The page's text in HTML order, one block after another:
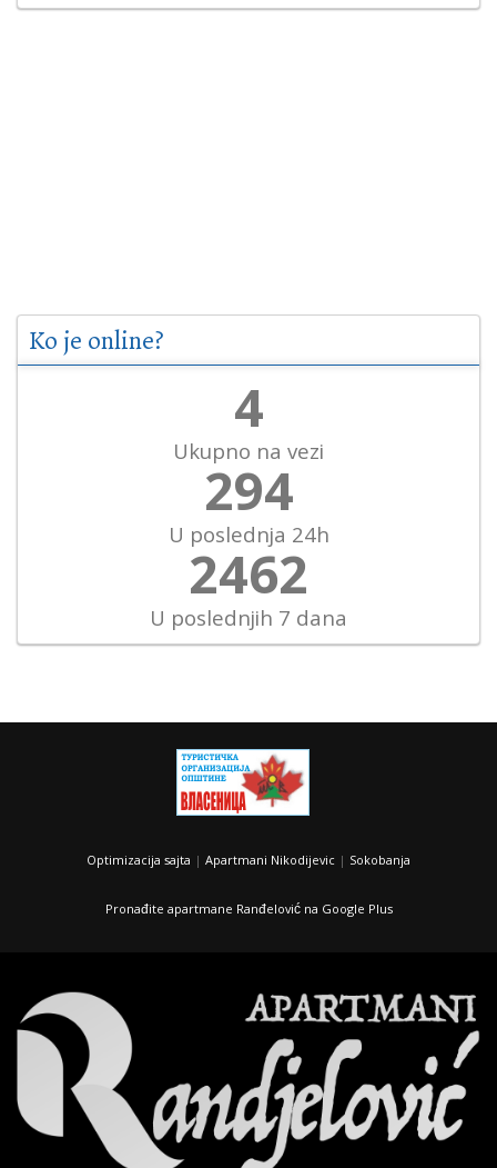
Ko je online?
5
Ukupno na vezi
328
U poslednja 24h
2746
U poslednjih 7 dana
Optimizacija sajta | Apartmani Nikodijevic | Sokobanja
Pronađite apartmane Ranđelović na Google Plus